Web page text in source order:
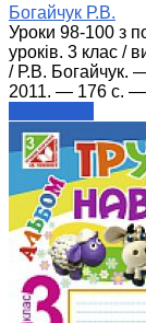
Богайчук Р.В.
Уроки 98-100 з
уроків. 3 клас /
/ Р.В. Богайчук.
2011. — 176 с. —